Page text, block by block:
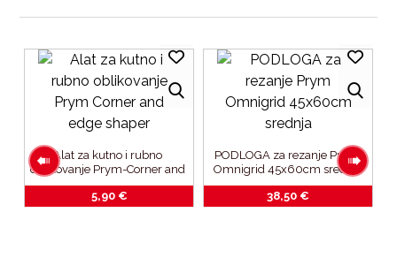
Alat za kutno i rubno
oblikovanje Prym-Corner and
edge shaper
5,90 €
PODLOGA za rezanje Prym
Omnigrid 45x60cm srednja
38,50 €